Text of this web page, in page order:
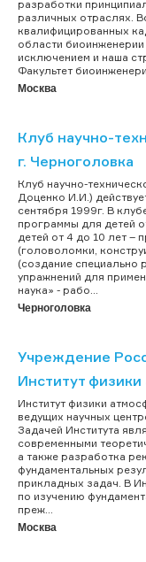
разработки
различных отраслях.
квалифицированных
области
исключением и наша
Факультет
Москва
Клуб научно-
г. Черноголовка
Клуб научно-
Доценко И.И.)
сентября 1999г. В
программы для детей
детей от 4 до 10 лет –
(головоломки,
(создание специально
упражнений для
наука» - рабо...
Черноголовка
Учреждение
Институт
Институт физики
ведущих научных
Задачей Института
современными
а также разработка
фундаментальных
прикладных задач. В
по изучению
преж...
Москва